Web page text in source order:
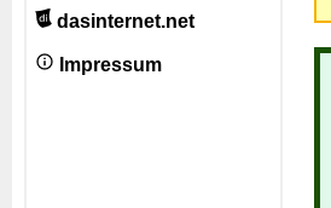
dasinternet.net
Impressum